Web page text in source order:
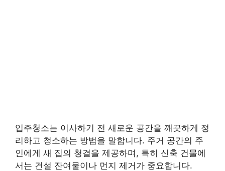
입주청소는 이사하기 전 새로운 공간을 깨끗하게 정
리하고 청소하는 방법을 말합니다. 주거 공간의 주
인에게 새 집의 청결을 제공하며, 특히 신축 건물에
서는 건설 잔여물이나 먼지 제거가 중요합니다.